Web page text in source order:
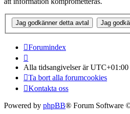
Forumindex
Alla tidsangivelser är
Ta bort alla forumcookies
Kontakta oss
Powered by phpBB® Forum Software